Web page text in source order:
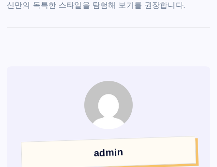
신만의 독특한 스타일을 탐험해 보기를 권장합니다.
admin